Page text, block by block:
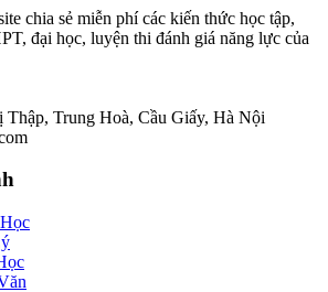
chia sẻ miễn phí các kiến thức học tập,
đại học, luyện thi đánh giá năng lực của
Trung Hoà, Cầu Giấy, Hà Nội